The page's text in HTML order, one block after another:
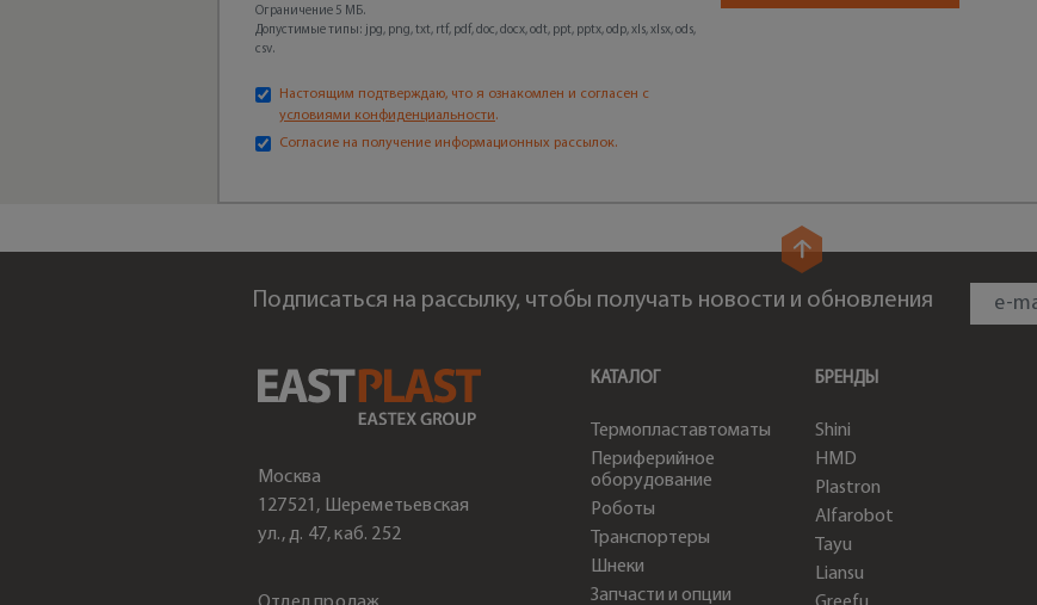
Ограничение 5 МБ.
Допустимые типы: jpg, png, txt, rtf, pdf, doc, docx, odt, ppt, pptx, odp, xls, xlsx, ods,
csv.
Настоящим подтверждаю, что я ознакомлен и согласен с
условиями конфиденциальности.
Согласие на получение информационных рассылок.
Подписаться на рассылку, чтобы получать новости и обновления
Москва
127521, Шереметьевская
ул., д. 47, каб. 252
КАТАЛОГ
Термопластавтоматы
Периферийное
оборудование
Роботы
Транспортеры
Шнеки
Запчасти и опции
БРЕНДЫ
Shini
HMD
Plastron
Alfarobot
Tayu
Liansu